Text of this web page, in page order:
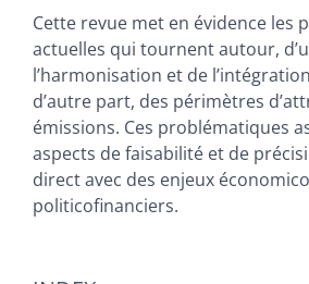
Cette revue met en évidence les
actuelles qui tournent autour,
l’harmonisation et de
d’autre part, des périmètres
émissions. Ces problématiques
aspects de faisabilité et de
direct avec des enjeux
politicofinanciers.